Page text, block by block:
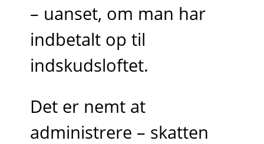
– uanset, om man har
indbetalt op til
indskudsloftet.
Det er nemt at
administrere – skatten